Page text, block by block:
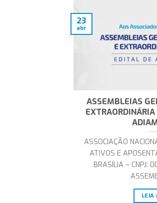
ASSEMBLEIAS
ASSOCIAÇÃO
ATIVOS E
BRASÍLIA – CNPJ:
LEIA
23
abr